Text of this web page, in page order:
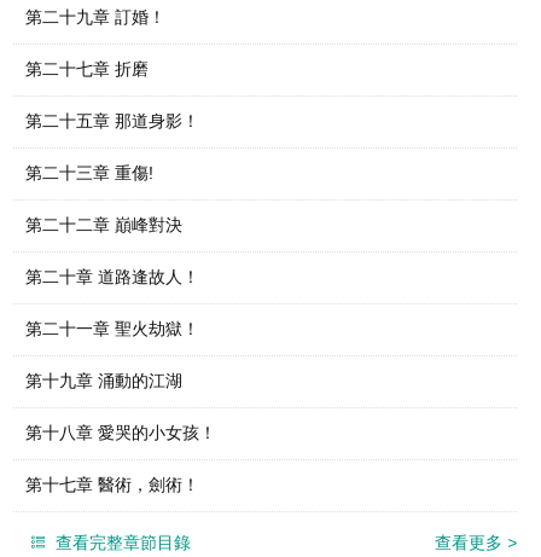
第二十九章 訂婚！
第二十七章 折磨
第二十五章 那道身影！
第二十三章 重傷!
第二十二章 巔峰對決
第二十章 道路逢故人！
第二十一章 聖火劫獄！
第十九章 涌動的江湖
第十八章 愛哭的小女孩！
第十七章 醫術，劍術！
查看完整章節目錄 查看更多 >